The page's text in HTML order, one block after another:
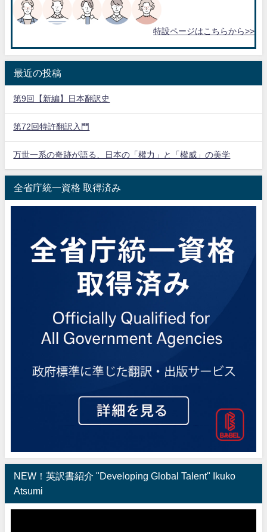
特設ページはこちらから>>
最近の投稿
第9回【新編】日本翻訳史
第72回特許翻訳入門
万世一系の奇跡が語る、日本の「權力」と「權威」の美学
全省庁統一資格 取得済み
NEW！英訳書紹介 "Developing Global Talent" Ikuko
Atsumi